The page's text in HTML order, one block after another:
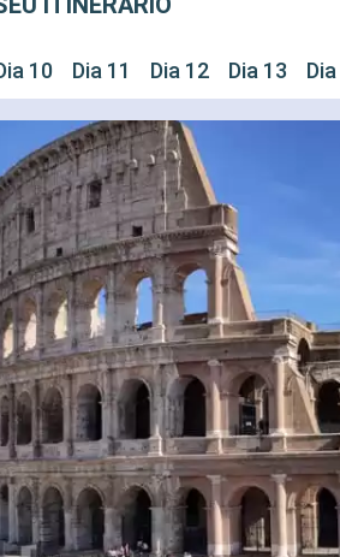
10 Dia 11 Dia 12 Dia 13